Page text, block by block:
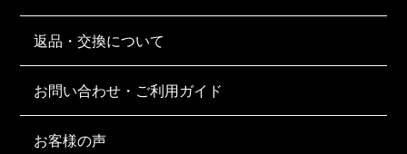
返品・交換について
お問い合わせ・ご利用ガイド
お客様の声